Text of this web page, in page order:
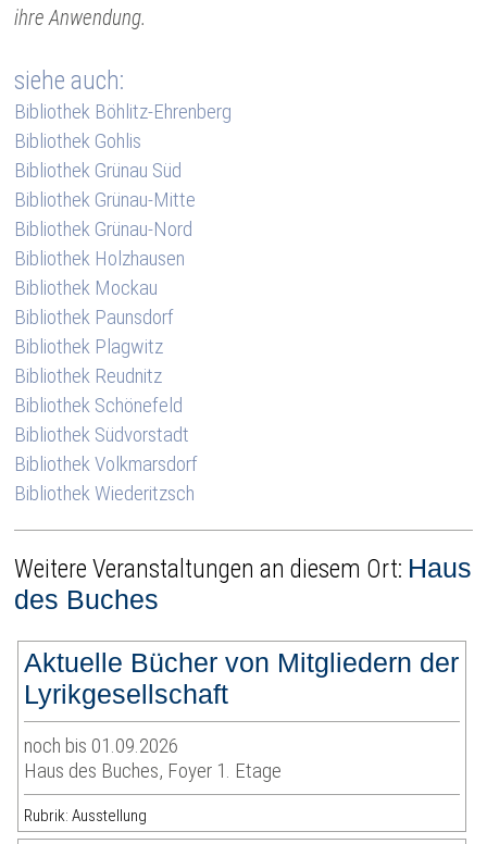
ihre Anwendung.
siehe auch:
Bibliothek Böhlitz-Ehrenberg
Bibliothek Gohlis
Bibliothek Grünau Süd
Bibliothek Grünau-Mitte
Bibliothek Grünau-Nord
Bibliothek Holzhausen
Bibliothek Mockau
Bibliothek Paunsdorf
Bibliothek Plagwitz
Bibliothek Reudnitz
Bibliothek Schönefeld
Bibliothek Südvorstadt
Bibliothek Volkmarsdorf
Bibliothek Wiederitzsch
Weitere Veranstaltungen an diesem Ort: Haus
des Buches
Aktuelle Bücher von Mitgliedern der
Lyrikgesellschaft
noch bis 01.09.2026
Haus des Buches, Foyer 1. Etage
Rubrik: Ausstellung